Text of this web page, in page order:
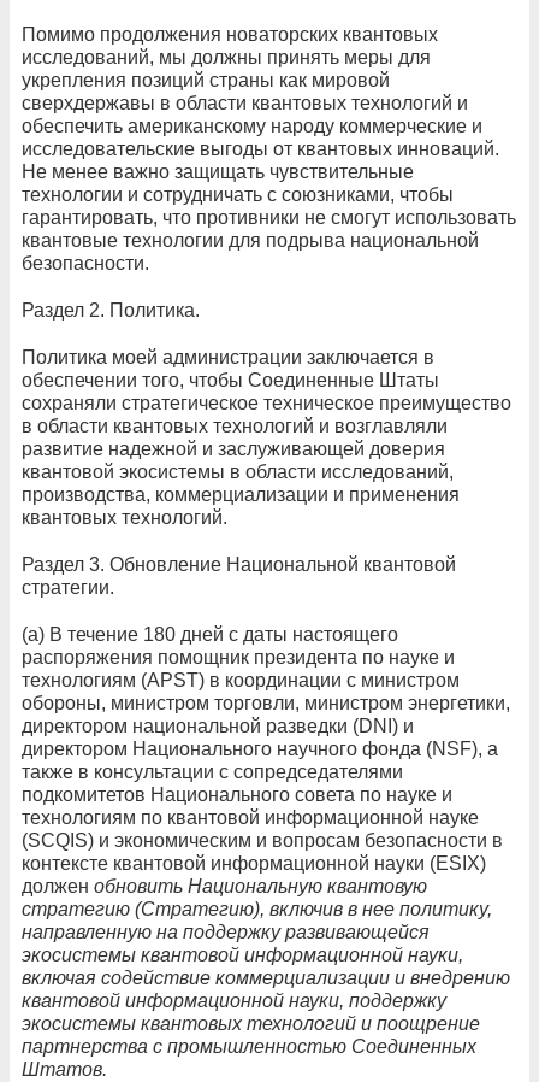
Помимо продолжения новаторских квантовых
исследований, мы должны принять меры для
укрепления позиций страны как мировой
сверхдержавы в области квантовых технологий и
обеспечить американскому народу коммерческие и
исследовательские выгоды от квантовых инноваций.
Не менее важно защищать чувствительные
технологии и сотрудничать с союзниками, чтобы
гарантировать, что противники не смогут использовать
квантовые технологии для подрыва национальной
безопасности.
Раздел 2. Политика.
Политика моей администрации заключается в
обеспечении того, чтобы Соединенные Штаты
сохраняли стратегическое техническое преимущество
в области квантовых технологий и возглавляли
развитие надежной и заслуживающей доверия
квантовой экосистемы в области исследований,
производства, коммерциализации и применения
квантовых технологий.
Раздел 3. Обновление Национальной квантовой
стратегии.
(а) В течение 180 дней с даты настоящего
распоряжения помощник президента по науке и
технологиям (APST) в координации с министром
обороны, министром торговли, министром энергетики,
директором национальной разведки (DNI) и
директором Национального научного фонда (NSF), а
также в консультации с сопредседателями
подкомитетов Национального совета по науке и
технологиям по квантовой информационной науке
(SCQIS) и экономическим и вопросам безопасности в
контексте квантовой информационной науки (ESIX)
должен обновить Национальную квантовую
стратегию (Стратегию), включив в нее политику,
направленную на поддержку развивающейся
экосистемы квантовой информационной науки,
включая содействие коммерциализации и внедрению
квантовой информационной науки, поддержку
экосистемы квантовых технологий и поощрение
партнерства с промышленностью Соединенных
Штатов.